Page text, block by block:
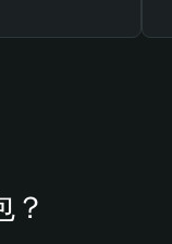
？